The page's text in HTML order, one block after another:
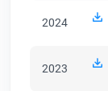
2024
2023